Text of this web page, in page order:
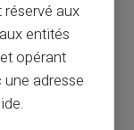
?
Dans ce cas,
votre
pour
aux
entités
opérant
adresse